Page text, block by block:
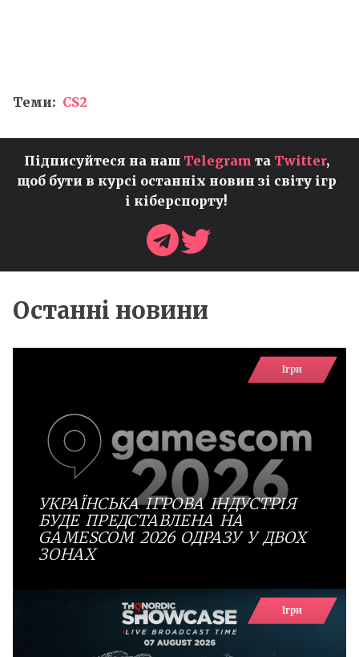
Теми: CS2
Підписуйтеся на наш Telegram та Twitter,
щоб бути в курсі останніх новин зі світу ігр
і кіберспорту!
Останні новини
Ігри
УКРАЇНСЬКА ІГРОВА ІНДУСТРІЯ
БУДЕ ПРЕДСТАВЛЕНА НА
GAMESCOM 2026 ОДРАЗУ У ДВОХ
ЗОНАХ
Ігри